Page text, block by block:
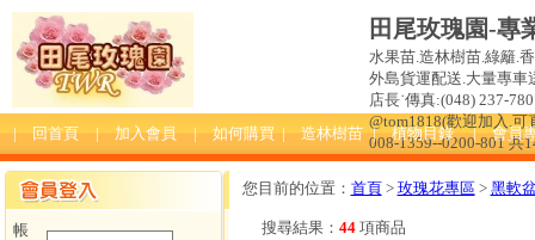
田尾玫瑰園-專
水果苗.造林樹苗.綠籬.
外島貨運配送.大量專車
店長˙傳真:(048) 237-
@tom1818(歡迎加入.
008-1359--0200-801 共
| 回首頁 | 加入會員 | 如何購買 | 造林樹苗 | 植物目錄 | 會員
帳
您目前的位置： 首頁> 玫瑰花專區> 黑軟
搜尋結果： 44 項商品